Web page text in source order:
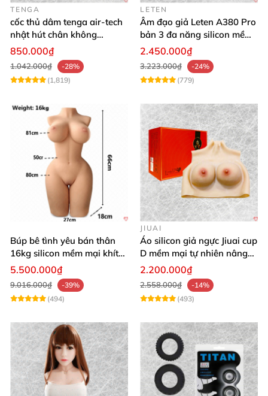
TENGA
cốc thủ dâm tenga air-tech
nhật hút chân không
silicone cao cấp nam
850.000₫
1.042.000₫
-28%
(1,819)
LETEN
Âm đạo giả Leten A380 Pro
bản 3 đa năng silicon mềm
mại
2.450.000₫
3.223.000₫
-24%
(779)
Búp bê tình yêu bán thân
16kg silicon mềm mại khít
hồng
5.500.000₫
9.016.000₫
-39%
(494)
JIUAI
Áo silicon giả ngực Jiuai cup
D mềm mại tự nhiên nâng
ngực
2.200.000₫
2.558.000₫
-14%
(493)